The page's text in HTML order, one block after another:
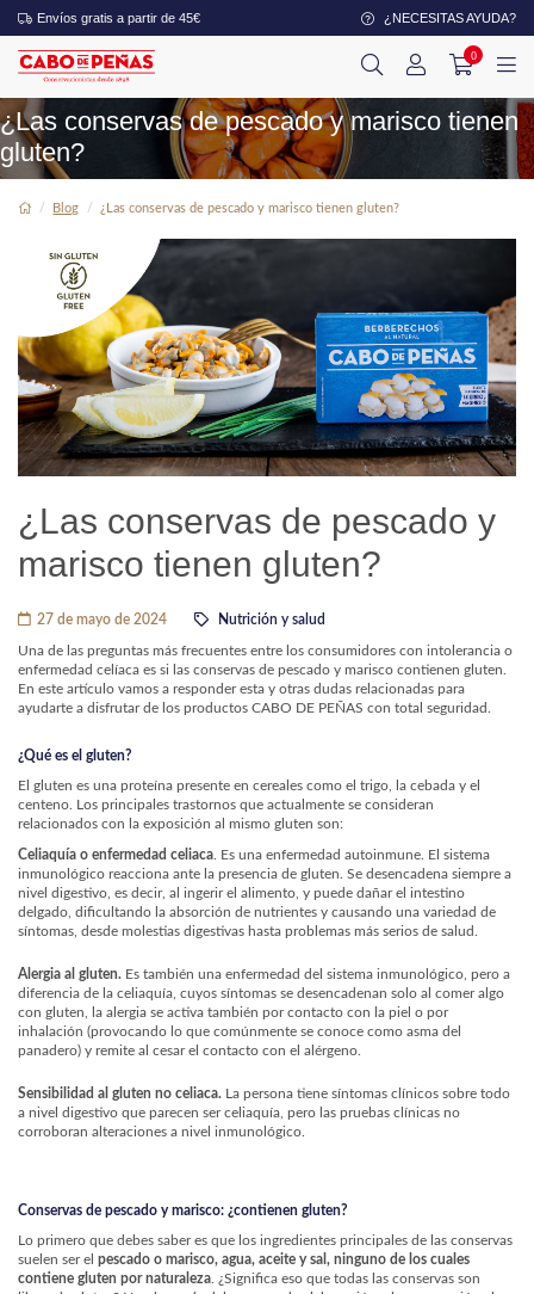
Envíos gratis a partir de 45€ ¿NECESITAS AYUDA?
0
¿Las conservas de pescado y marisco tienen
gluten?
Blog ¿Las conservas de pescado y marisco tienen gluten?
¿Las conservas de pescado y
marisco tienen gluten?
27 de mayo de 2024 Nutrición y salud
Una de las preguntas más frecuentes entre los consumidores con intolerancia o
enfermedad celíaca es si las conservas de pescado y marisco contienen gluten.
En este artículo vamos a responder esta y otras dudas relacionadas para
ayudarte a disfrutar de los productos CABO DE PEÑAS con total seguridad.
¿Qué es el gluten?
El gluten es una proteína presente en cereales como el trigo, la cebada y el
centeno. Los principales trastornos que actualmente se consideran
relacionados con la exposición al mismo gluten son:
Celiaquía o enfermedad celiaca . Es una enfermedad autoinmune. El sistema
inmunológico reacciona ante la presencia de gluten. Se desencadena siempre a
nivel digestivo, es decir, al ingerir el alimento, y puede dañar el intestino
delgado, dificultando la absorción de nutrientes y causando una variedad de
síntomas, desde molestias digestivas hasta problemas más serios de salud.
Alergia al gluten. Es también una enfermedad del sistema inmunológico, pero a
diferencia de la celiaquía, cuyos síntomas se desencadenan solo al comer algo
con gluten, la alergia se activa también por contacto con la piel o por
inhalación (provocando lo que comúnmente se conoce como asma del
panadero) y remite al cesar el contacto con el alérgeno.
Sensibilidad al gluten no celiaca. La persona tiene síntomas clínicos sobre todo
a nivel digestivo que parecen ser celiaquía, pero las pruebas clínicas no
corroboran alteraciones a nivel inmunológico.
Conservas de pescado y marisco: ¿contienen gluten?
Lo primero que debes saber es que los ingredientes principales de las conservas
suelen ser el pescado o marisco, agua, aceite y sal, ninguno de los cuales
contiene gluten por naturaleza . ¿Significa eso que todas las conservas son